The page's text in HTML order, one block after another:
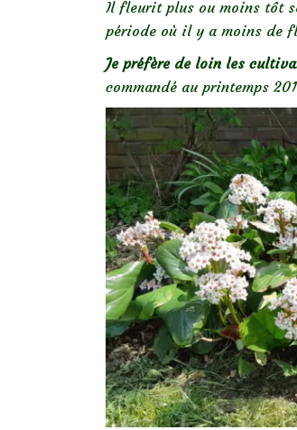
Il fleurit plus ou moins tôt
période où il y a moins de
Je préfère de loin les
commandé au printemps